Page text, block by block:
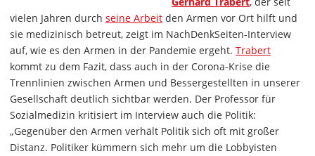
vielen Jahren durch seine Arbeit den Armen vor Ort hilft und
sie medizinisch betreut, zeigt im NachDenkSeiten-Interview
auf, wie es den Armen in der Pandemie ergeht. Trabert
kommt zu dem Fazit, dass auch in der Corona-Krise die
Trennlinien zwischen Armen und Bessergestellten in unserer
Gesellschaft deutlich sichtbar werden. Der Professor für
Sozialmedizin kritisiert im Interview auch die Politik:
„Gegenüber den Armen verhält Politik sich oft mit großer
Distanz. Politiker kümmern sich mehr um die Lobbyisten